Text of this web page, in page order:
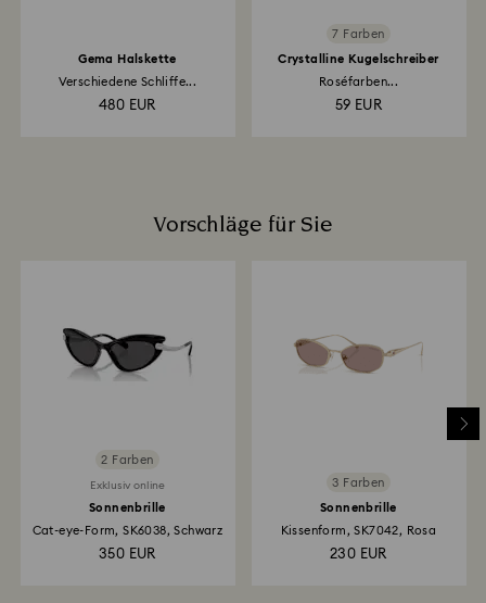
Gema Halskette
Verschiedene Schliffe...
480 EUR
7 Farben
Crystalline Kugelschreiber
Roséfarben...
59 EUR
Vorschläge für Sie
2 Farben
Exklusiv online
Sonnenbrille
Cat-eye-Form, SK6038, Schwarz
350 EUR
3 Farben
Sonnenbrille
Kissenform, SK7042, Rosa
230 EUR